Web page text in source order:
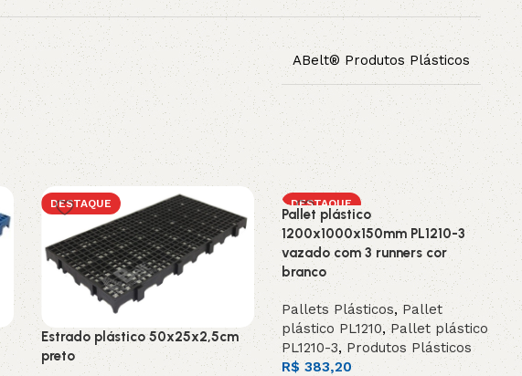
ABelt® Produtos Plásticos
DESTAQUE
Estrado plástico 50x25x2,5cm
preto
DESTAQUE
Pallet plástico
1200x1000x150mm PL1210-3
vazado com 3 runners cor
branco
Pallets Plásticos,Pallet
plástico PL1210,Pallet plástico
PL1210-3,Produtos Plásticos
R$ 383,20